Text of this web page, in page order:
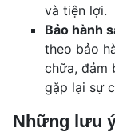
và tiện lợi.
Bảo hành
theo bảo
chữa, đảm
gặp lại sự
Những lưu